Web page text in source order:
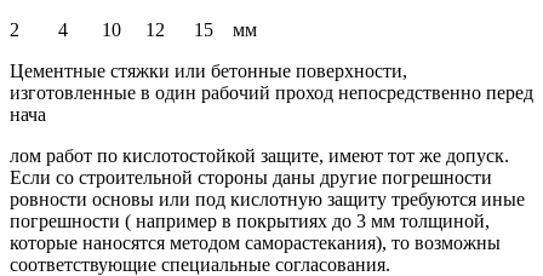
2 4 10 12 15 мм
Цементные стяжки или бетонные поверхности,
изготовленные в один рабочий проход непосредственно перед
нача
лом работ по кислотостойкой защите, имеют тот же допуск.
Если со строительной стороны даны другие погрешности
ровности основы или под кислотную защиту требуются иные
погрешности ( например в покрытиях до 3 мм толщиной,
которые наносятся методом саморастекания), то возможны
соответствующие специальные согласования.